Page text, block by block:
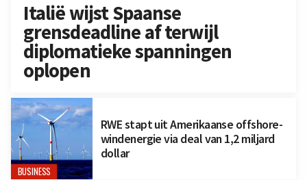
Italië wijst Spaanse
grensdeadline af terwijl
diplomatieke spanningen
oplopen
BUSINESS
RWE stapt uit Amerikaanse offshore-
windenergie via deal van 1,2 miljard
dollar